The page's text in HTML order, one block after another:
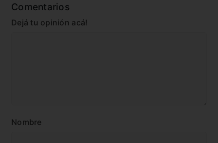
Comentarios
Dejá tu opinión acá!
Nombre